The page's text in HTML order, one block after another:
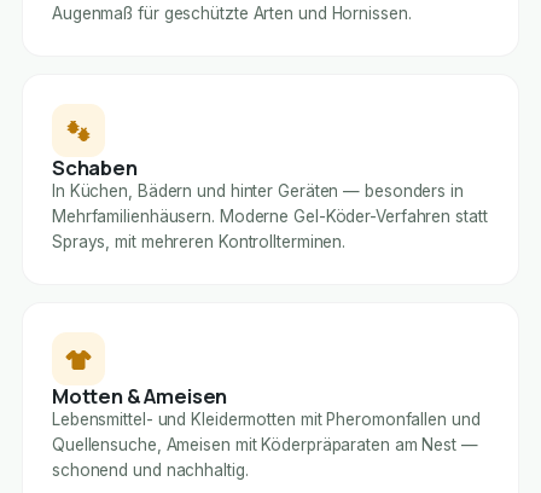
Augenmaß für geschützte Arten und Hornissen.
Schaben
In Küchen, Bädern und hinter Geräten — besonders in
Mehrfamilienhäusern. Moderne Gel-Köder-Verfahren statt
Sprays, mit mehreren Kontrollterminen.
Motten & Ameisen
Lebensmittel- und Kleidermotten mit Pheromonfallen und
Quellensuche, Ameisen mit Köderpräparaten am Nest —
schonend und nachhaltig.